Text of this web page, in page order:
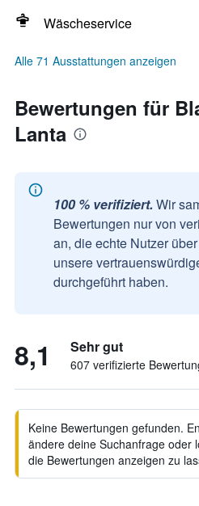
Wäscheservice
Alle 71 Ausstattungen anzeigen
Bewertungen für
Lanta
100 % verifiziert. Wir
Bewertungen nur von
an, die echte Nutzer
unsere
durchgeführt haben.
8,1 Sehr gut
607 verifizierte
Keine Bewertungen gefunden.
ändere deine Suchanfrage oder
die Bewertungen anzeigen zu